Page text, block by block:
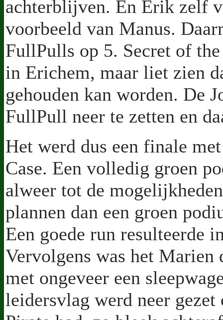
achterblijven. En Erik zelf
voorbeeld van Manus.
FullPulls op 5. Secret of
in Erichem, maar liet zien
gehouden kan worden. De
FullPull neer te zetten en
Het werd dus een finale
Case. Een volledig groen
alweer tot de
plannen dan een groen
Een goede run resulteerde
Vervolgens was het Marien
met ongeveer een
leidersvlag werd neer